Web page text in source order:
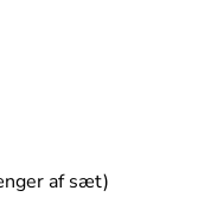
af sæt)